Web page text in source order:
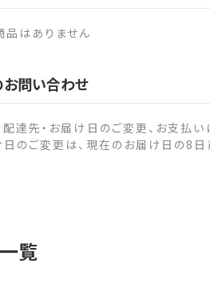
品はありません
問い合わせ
達先・お届け日のご変更、お支払い
のご変更は、現在のお届け日の8日
覧